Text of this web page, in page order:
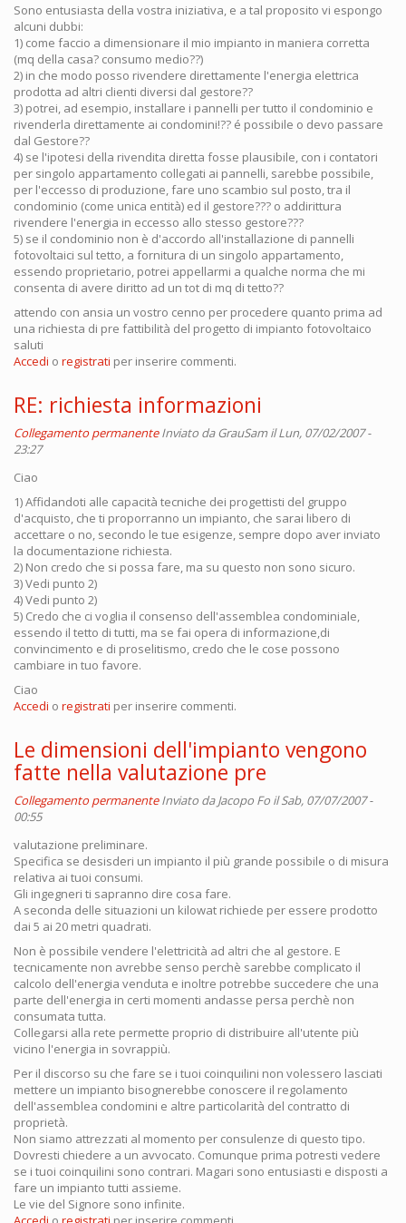
Sono entusiasta della vostra iniziativa, e a tal proposito vi espongo
alcuni dubbi:
1) come faccio a dimensionare il mio impianto in maniera corretta
(mq della casa? consumo medio??)
2) in che modo posso rivendere direttamente l'energia elettrica
prodotta ad altri clienti diversi dal gestore??
3) potrei, ad esempio, installare i pannelli per tutto il condominio e
rivenderla direttamente ai condomini!?? é possibile o devo passare
dal Gestore??
4) se l'ipotesi della rivendita diretta fosse plausibile, con i contatori
per singolo appartamento collegati ai pannelli, sarebbe possibile,
per l'eccesso di produzione, fare uno scambio sul posto, tra il
condominio (come unica entità) ed il gestore??? o addirittura
rivendere l'energia in eccesso allo stesso gestore???
5) se il condominio non è d'accordo all'installazione di pannelli
fotovoltaici sul tetto, a fornitura di un singolo appartamento,
essendo proprietario, potrei appellarmi a qualche norma che mi
consenta di avere diritto ad un tot di mq di tetto??
attendo con ansia un vostro cenno per procedere quanto prima ad
una richiesta di pre fattibilità del progetto di impianto fotovoltaico
saluti
Accedi o registrati per inserire commenti.
RE: richiesta informazioni
Collegamento permanente Inviato daGrauSamil Lun, 07/02/2007 -
23:27
Ciao
1) Affidandoti alle capacità tecniche dei progettisti del gruppo
d'acquisto, che ti proporranno un impianto, che sarai libero di
accettare o no, secondo le tue esigenze, sempre dopo aver inviato
la documentazione richiesta.
2) Non credo che si possa fare, ma su questo non sono sicuro.
3) Vedi punto 2)
4) Vedi punto 2)
5) Credo che ci voglia il consenso dell'assemblea condominiale,
essendo il tetto di tutti, ma se fai opera di informazione,di
convincimento e di proselitismo, credo che le cose possono
cambiare in tuo favore.
Ciao
Accedi o registrati per inserire commenti.
Le dimensioni dell'impianto vengono
fatte nella valutazione pre
Collegamento permanente Inviato daJacopo Fo il Sab, 07/07/2007 -
00:55
valutazione preliminare.
Specifica se desisderi un impianto il più grande possibile o di misura
relativa ai tuoi consumi.
Gli ingegneri ti sapranno dire cosa fare.
A seconda delle situazioni un kilowat richiede per essere prodotto
dai 5 ai 20 metri quadrati.
Non è possibile vendere l'elettricità ad altri che al gestore. E
tecnicamente non avrebbe senso perchè sarebbe complicato il
calcolo dell'energia venduta e inoltre potrebbe succedere che una
parte dell'energia in certi momenti andasse persa perchè non
consumata tutta.
Collegarsi alla rete permette proprio di distribuire all'utente più
vicino l'energia in sovrappiù.
Per il discorso su che fare se i tuoi coinquilini non volessero lasciati
mettere un impianto bisognerebbe conoscere il regolamento
dell'assemblea condomini e altre particolarità del contratto di
proprietà.
Non siamo attrezzati al momento per consulenze di questo tipo.
Dovresti chiedere a un avvocato. Comunque prima potresti vedere
se i tuoi coinquilini sono contrari. Magari sono entusiasti e disposti a
fare un impianto tutti assieme.
Le vie del Signore sono infinite.